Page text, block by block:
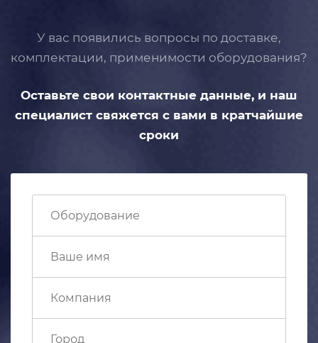
У вас появились вопросы по доставке,
комплектации, применимости оборудования?
Оставьте свои контактные данные, и наш
специалист свяжется с вами в кратчайшие
сроки